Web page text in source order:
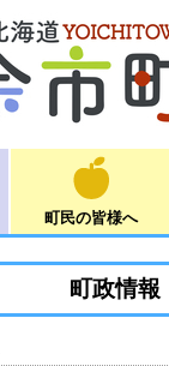
町民の皆様へ
町政情報